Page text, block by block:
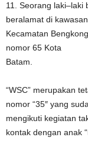
11. Seorang laki–laki
beralamat di
Kecamatan
nomor 65 Kota
Batam.
“WSC” merupakan
nomor “35″ yang
mengikuti kegiatan
kontak dengan anak